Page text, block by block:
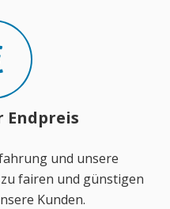
Endpreis
und unsere
fairen und günstigen
Kunden.